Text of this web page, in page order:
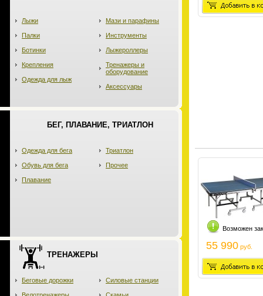
Лыжи
Палки
Ботинки
Крепления
Одежда для лыж
Мази и парафины
Инструменты
Лыжероллеры
Тренажеры и
оборудование
Аксессуары
БЕГ, ПЛАВАНИЕ, ТРИАТЛОН
Одежда для бега
Обувь для бега
Плавание
Триатлон
Прочее
ТРЕНАЖЕРЫ
Беговые дорожки Силовые станции
Возможен
55 990 руб.